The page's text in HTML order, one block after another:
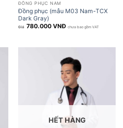
ĐỒNG PHỤC NAM
Đồng phục (mẫu M03 Nam-TCX
Dark Gray)
780.000VNĐ chưa bao gồm VAT
HẾT HÀNG